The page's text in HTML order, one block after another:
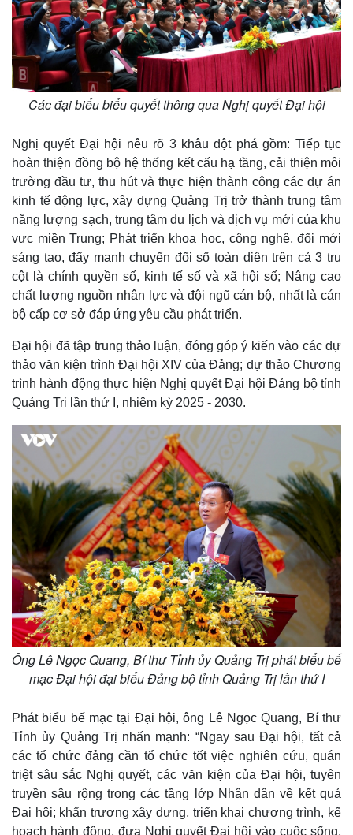
Kinh tế
Bất động sản
Khởi nghiệp
Thị trường
Giá vàng
Tiêu dùng
Tỷ giá
Giá cà phê
Các đại biểu biểu quyết thông qua Nghị quyết Đại hội
Nghị quyết Đại hội nêu rõ 3 khâu đột phá gồm: Tiếp tục
hoàn thiện đồng bộ hệ thống kết cấu hạ tầng, cải thiện môi
trường đầu tư, thu hút và thực hiện thành công các dự án
kinh tế động lực, xây dựng Quảng Trị trở thành trung tâm
năng lượng sạch, trung tâm du lịch và dịch vụ mới của khu
vực miền Trung; Phát triển khoa học, công nghệ, đổi mới
sáng tạo, đẩy mạnh chuyển đổi số toàn diện trên cả 3 trụ
cột là chính quyền số, kinh tế số và xã hội số; Nâng cao
chất lượng nguồn nhân lực và đội ngũ cán bộ, nhất là cán
bộ cấp cơ sở đáp ứng yêu cầu phát triển.
Đại hội đã tập trung thảo luận, đóng góp ý kiến vào các dự
thảo văn kiện trình Đại hội XIV của Đảng; dự thảo Chương
trình hành động thực hiện Nghị quyết Đại hội Đảng bộ tỉnh
Quảng Trị lần thứ I, nhiệm kỳ 2025 - 2030.
Ông Lê Ngọc Quang, Bí thư Tỉnh ủy Quảng Trị phát biểu bế
mạc Đại hội đại biểu Đảng bộ tỉnh Quảng Trị lần thứ I
Phát biểu bế mạc tại Đại hội, ông Lê Ngọc Quang, Bí thư
Tỉnh ủy Quảng Trị nhấn mạnh: “Ngay sau Đại hội, tất cả
các tổ chức đảng cần tổ chức tốt việc nghiên cứu, quán
triệt sâu sắc Nghị quyết, các văn kiện của Đại hội, tuyên
truyền sâu rộng trong các tầng lớp Nhân dân về kết quả
Đại hội; khẩn trương xây dựng, triển khai chương trình, kế
hoạch hành động, đưa Nghị quyết Đại hội vào cuộc sống,